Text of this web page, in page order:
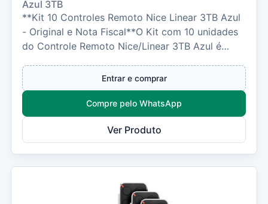
Azul 3TB
**Kit 10 Controles Remoto Nice Linear 3TB Azul
- Original e Nota Fiscal**O Kit com 10 unidades
do Controle Remoto Nice/Linear 3TB Azul é
Entrar e comprar
Compre pelo WhatsApp
Ver Produto